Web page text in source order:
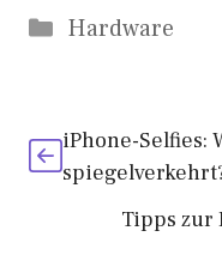
Kategorien
Hardware
iPhone-Selfies:
Tipps zur